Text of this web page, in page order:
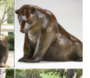
rm-253440.
редкостей Старивина
коллекции
Наступающий 2018
человека с древних
известнейших